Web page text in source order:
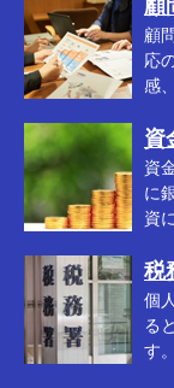
顧
顧
応
感
資
資
に
資
税
個
る
す